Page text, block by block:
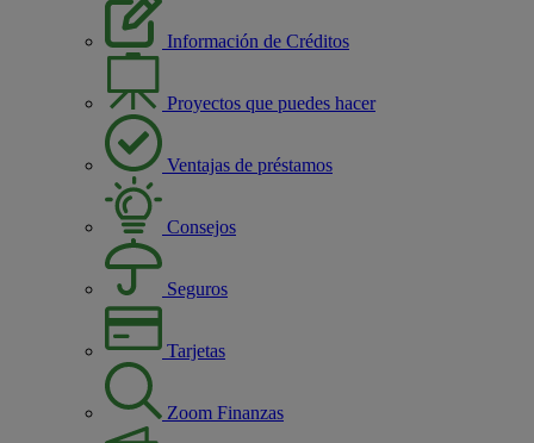
Información de Créditos
Proyectos que puedes hacer
Ventajas de préstamos
Consejos
Seguros
Tarjetas
Zoom Finanzas